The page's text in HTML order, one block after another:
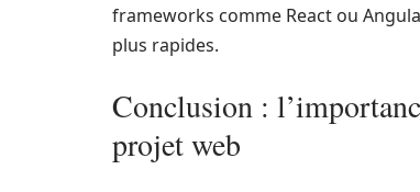
frameworks comme React ou
plus rapides.
Conclusion :
projet web